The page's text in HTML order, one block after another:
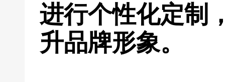
进行个性化定制
升品牌形象。